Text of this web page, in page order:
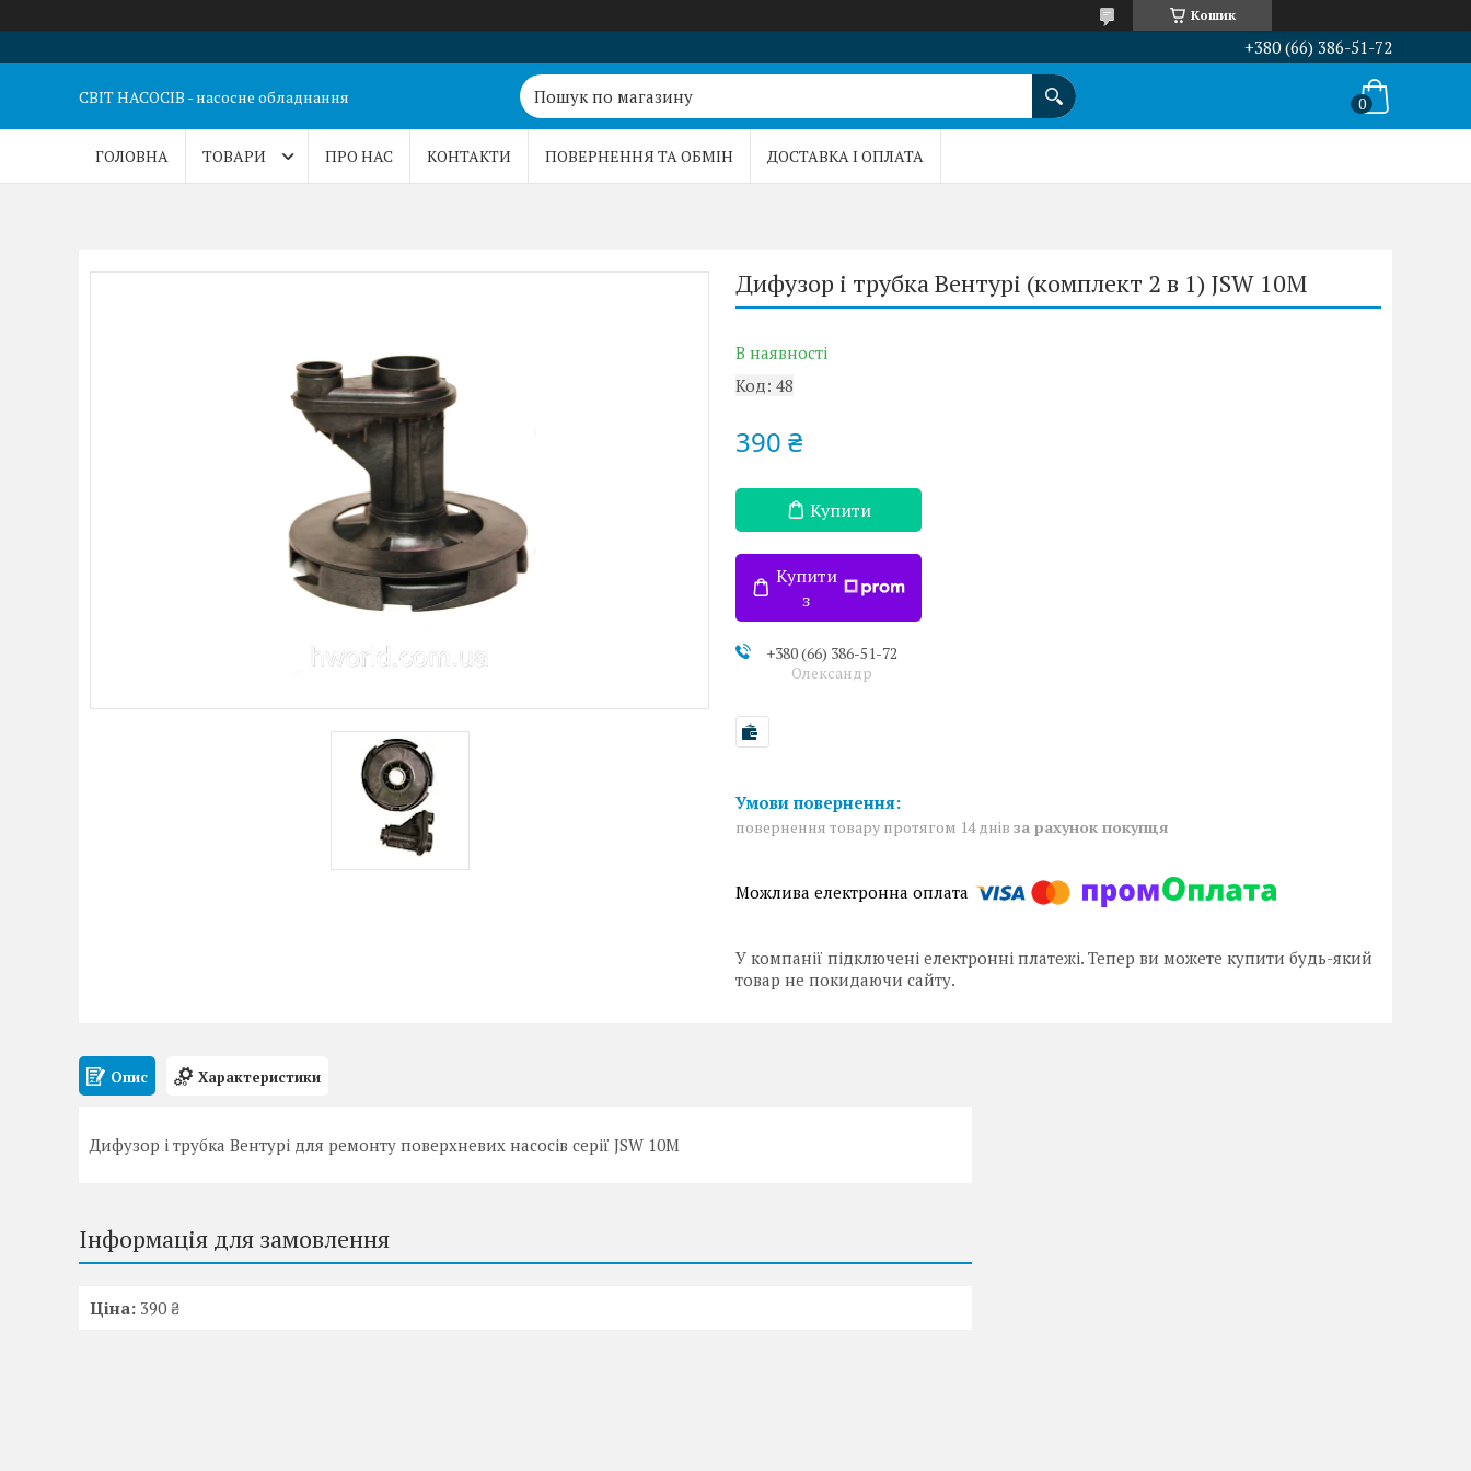
Кошик
+380 (66) 386-51-72
СВІТ НАСОСІВ - насосне обладнання
ГОЛОВНА ТОВАРИ ПРО НАС КОНТАКТИ ПОВЕРНЕННЯ ТА ОБМІН ДОСТАВКА І ОПЛАТА
Дифузор і трубка Вентурі (комплект 2 в 1) JSW 10M
В наявності
Код: 48
390 ₴
Купити
Купити
з
+380 (66) 386-51-72
Олександр
повернення товару протягом 14 днів за рахунок покупця
У компанії підключені електронні платежі. Тепер ви можете купити будь-який
товар не покидаючи сайту.
Опис Характеристики
Дифузор і трубка Вентурі для ремонту поверхневих насосів серії JSW 10M
Інформація для замовлення
Ціна: 390 ₴